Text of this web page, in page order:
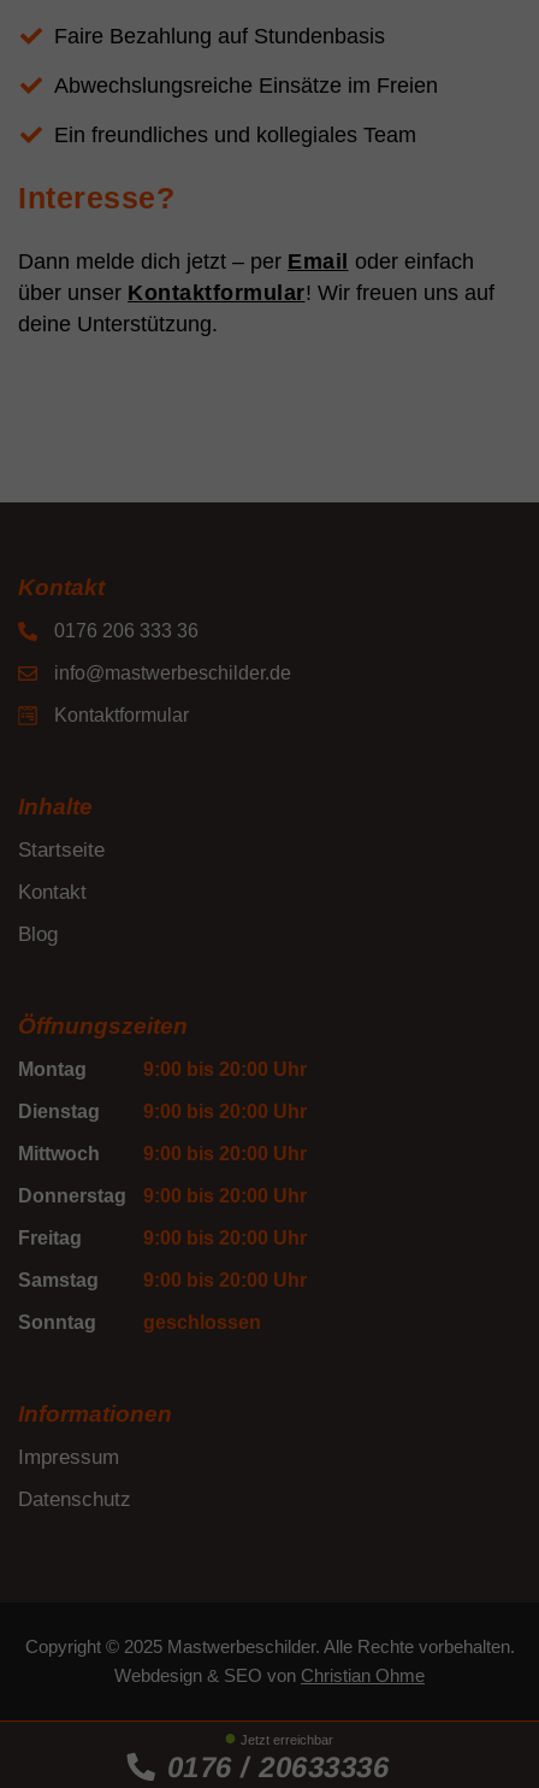
Faire Bezahlung auf Stundenbasis
Abwechslungsreiche Einsätze im Freien
Ein freundliches und kollegiales Team
Interesse?
Dann melde dich jetzt – per Email oder einfach
über unser Kontaktformular! Wir freuen uns auf
deine Unterstützung.
Kontakt
0176 206 333 36
info@mastwerbeschilder.de
Kontaktformular
Inhalte
Startseite
Kontakt
Blog
Öffnungszeiten
Montag 9:00 bis 20:00 Uhr
Dienstag 9:00 bis 20:00 Uhr
Mittwoch 9:00 bis 20:00 Uhr
Donnerstag 9:00 bis 20:00 Uhr
Freitag 9:00 bis 20:00 Uhr
Samstag 9:00 bis 20:00 Uhr
Sonntag geschlossen
Informationen
Impressum
Datenschutz
Copyright © 2025 Mastwerbeschilder. Alle Rechte vorbehalten.
Webdesign & SEO von Christian Ohme
Jetzt erreichbar
0176 / 20633336